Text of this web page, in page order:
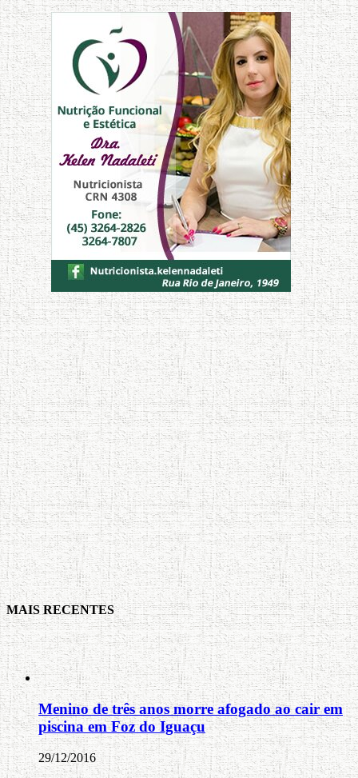
MAIS RECENTES
Menino de três anos morre afogado ao cair em
piscina em Foz do Iguaçu
29/12/2016